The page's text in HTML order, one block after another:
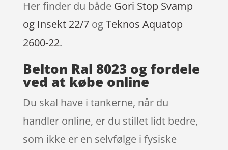
Her finder du både Gori Stop Svamp
og Insekt 22/7ogTeknos Aquatop
2600-22.
Belton Ral 8023 og fordele
ved at købe online
Du skal have i tankerne, når du
handler online, er du stillet lidt bedre,
som ikke er en selvfølge i fysiske